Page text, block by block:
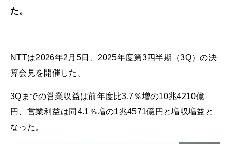
た。
NTTは2026年2月5日、2025年度第3四半期（3Q）の決
算会見を開催した。
3Qまでの営業収益は前年度比3.7％増の10兆4210億
円、営業利益は同4.1％増の1兆4571億円と増収増益と
なった。